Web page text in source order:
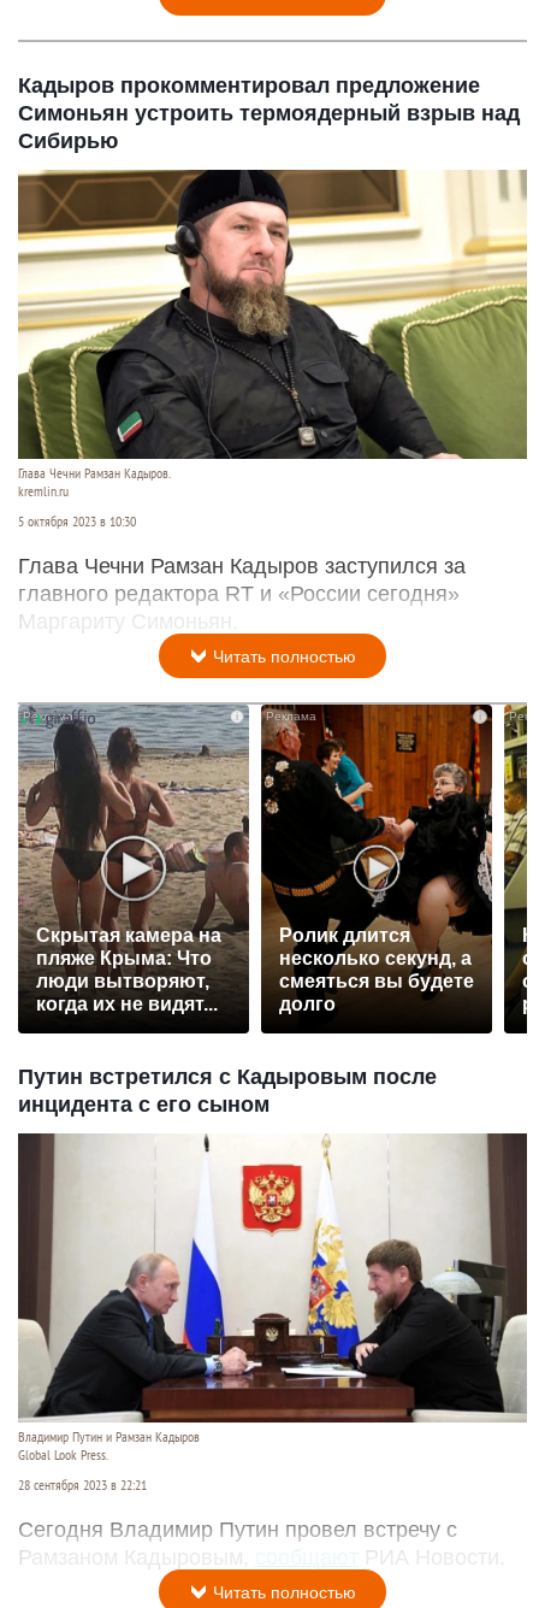
Кадыров прокомментировал предложение
Симоньян устроить термоядерный взрыв над
Сибирью
Глава Чечни Рамзан Кадыров.
kremlin.ru
5 октября 2023 в 10:30
Глава Чечни Рамзан Кадыров заступился за
главного редактора RT и «России сегодня»
Маргариту Симоньян.
Читать полностью
i
Скрытая камера на
пляже Крыма: Что
люди вытворяют,
когда их не видят...
Ролик длится
несколько секунд, а
смеяться вы будете
долго
Путин встретился с Кадыровым после
инцидента с его сыном
Владимир Путин и Рамзан Кадыров
Global Look Press.
28 сентября 2023 в 22:21
Сегодня Владимир Путин провел встречу с
Рамзаном Кадыровым,
сообщают РИА Новости.
Читать полностью